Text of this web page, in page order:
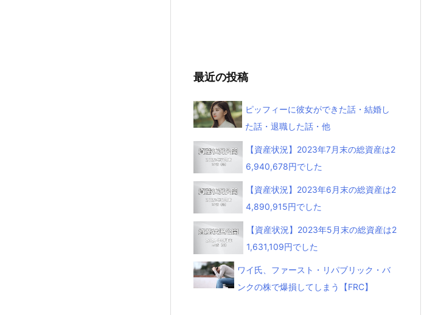
最近の投稿
ピッフィーに彼女ができた話・結婚し
た話・退職した話・他
【資産状況】2023年7月末の総資産は2
6,940,678円でした
【資産状況】2023年6月末の総資産は2
4,890,915円でした
【資産状況】2023年5月末の総資産は2
1,631,109円でした
ワイ氏、ファースト・リパブリック・バ
ンクの株で爆損してしまう【FRC】